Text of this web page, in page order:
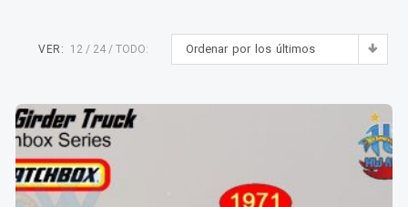
Ordenar por los últimos
VER: 12 24 TODO: